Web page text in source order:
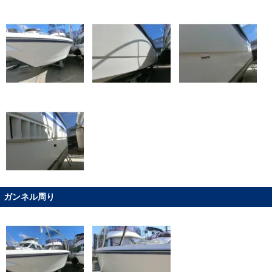
ガンネル周り